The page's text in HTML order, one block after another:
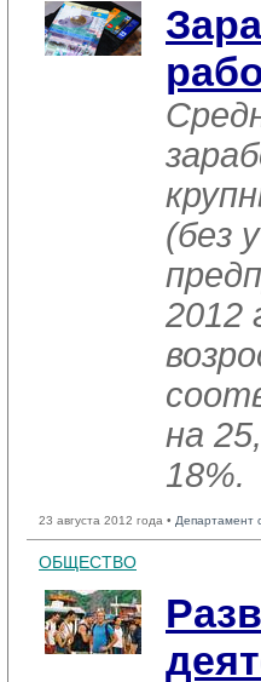
(без
2012
на
18%.
23 августа 2012 года • Департамент
ОБЩЕСТВО